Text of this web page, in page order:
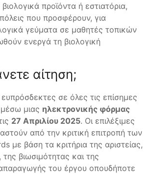
προϊόντα ή εστιατόρια,
που προσφέρουν, για
γεύματα σε μαθητές τοπικών
ενεργά τη βιολογική
αίτηση;
ευπρόσδεκτες σε όλες τις επίσημες
μιας ηλεκτρονικής φόρμας
27 Απριλίου 2025. Οι επιλέξιμες
από την κριτική επιτροπή των
με βάση τα κριτήρια της αριστείας,
της βιωσιμότητας και της
του έργου οπουδήποτε